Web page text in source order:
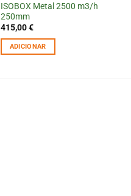
ISOBOX Metal 2500 m3/h
250mm
415,00€
ADICIONAR